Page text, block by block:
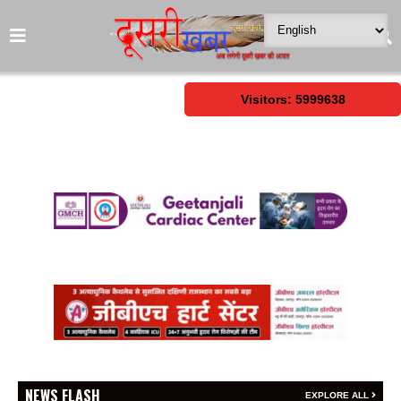
Visitors: 5999638
NEWS FLASH EXPLORE ALL